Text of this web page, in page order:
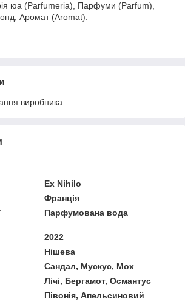
юа (Parfumeria), Парфуми (Parfum),
Аромат (Aromat).
виробника.
Ex Nihilo
Франція
Парфумована вода
2022
Нішева
Сандал, Мускус, Мох
Лічі, Бергамот, Османтус
Півонія, Апельсиновий